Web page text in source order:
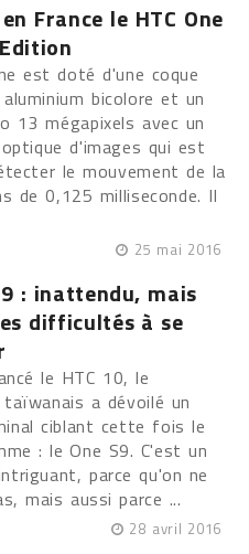
France le HTC One
est doté d'une coque
bicolore et un
13 mégapixels avec un
d'images qui est
le mouvement de la
de 0,125 milliseconde. Il
25 mai 2016
: inattendu, mais
difficultés à se
le HTC 10, le
a dévoilé un
ciblant cette fois le
: le One S9. C'est un
parce qu'on ne
mais aussi parce ...
28 avril 2016